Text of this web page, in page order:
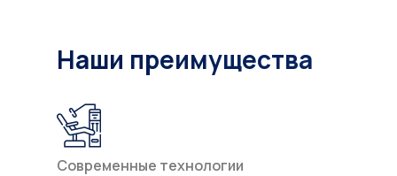
Наши преимущества
Современные технологии